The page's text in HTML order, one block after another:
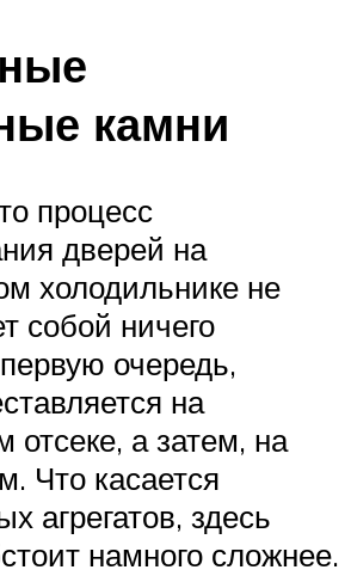
камни
процесс
дверей на
холодильнике не
собой ничего
очередь,
на
отсеке, а затем, на
Что касается
агрегатов, здесь
намного сложнее.